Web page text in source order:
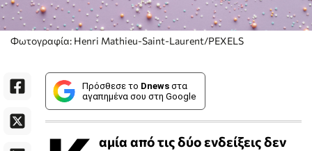
Φωτογραφία: Henri Mathieu-Saint-Laurent/PEXELS
Πρόσθεσε το Dnews στα
αγαπημένα σου στη Google
αμία από τις δύο ενδείξεις δεν